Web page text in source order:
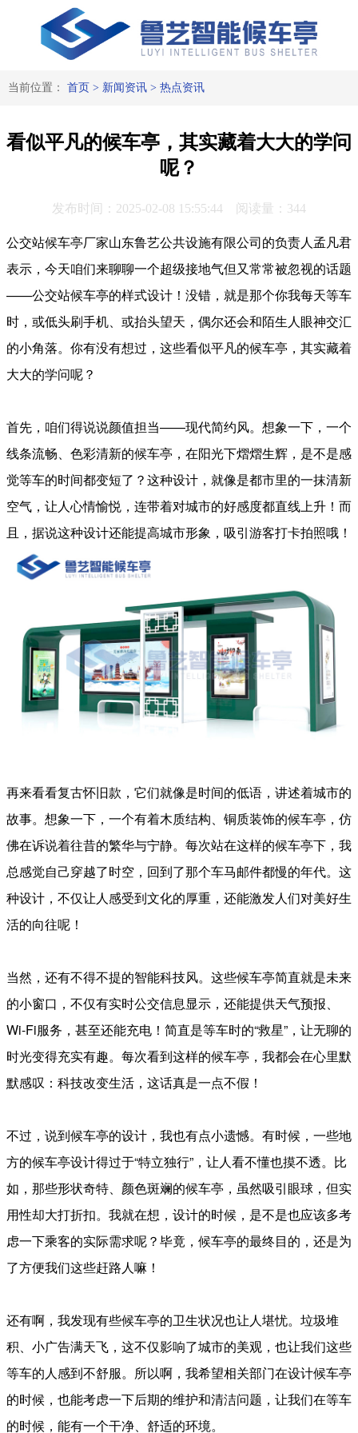
当前位置： 首页 > 新闻资讯> 热点资讯
看似平凡的候车亭，其实藏着大大的学问
呢？
发布时间：2025-02-08 15:55:44 阅读量：344
公交站候车亭厂家山东鲁艺公共设施有限公司的负责人孟凡君
表示，今天咱们来聊聊一个超级接地气但又常常被忽视的话题
——公交站候车亭的样式设计！没错，就是那个你我每天等车
时，或低头刷手机、或抬头望天，偶尔还会和陌生人眼神交汇
的小角落。你有没有想过，这些看似平凡的候车亭，其实藏着
大大的学问呢？
首先，咱们得说说颜值担当——现代简约风。想象一下，一个
线条流畅、色彩清新的候车亭，在阳光下熠熠生辉，是不是感
觉等车的时间都变短了？这种设计，就像是都市里的一抹清新
空气，让人心情愉悦，连带着对城市的好感度都直线上升！而
且，据说这种设计还能提高城市形象，吸引游客打卡拍照哦！
再来看看复古怀旧款，它们就像是时间的低语，讲述着城市的
故事。想象一下，一个有着木质结构、铜质装饰的候车亭，仿
佛在诉说着往昔的繁华与宁静。每次站在这样的候车亭下，我
总感觉自己穿越了时空，回到了那个车马邮件都慢的年代。这
种设计，不仅让人感受到文化的厚重，还能激发人们对美好生
活的向往呢！
当然，还有不得不提的智能科技风。这些候车亭简直就是未来
的小窗口，不仅有实时公交信息显示，还能提供天气预报、
Wi-Fi服务，甚至还能充电！简直是等车时的“救星”，让无聊的
时光变得充实有趣。每次看到这样的候车亭，我都会在心里默
默感叹：科技改变生活，这话真是一点不假！
不过，说到候车亭的设计，我也有点小遗憾。有时候，一些地
方的候车亭设计得过于“特立独行”，让人看不懂也摸不透。比
如，那些形状奇特、颜色斑斓的候车亭，虽然吸引眼球，但实
用性却大打折扣。我就在想，设计的时候，是不是也应该多考
虑一下乘客的实际需求呢？毕竟，候车亭的最终目的，还是为
了方便我们这些赶路人嘛！
还有啊，我发现有些候车亭的卫生状况也让人堪忧。垃圾堆
积、小广告满天飞，这不仅影响了城市的美观，也让我们这些
等车的人感到不舒服。所以啊，我希望相关部门在设计候车亭
的时候，也能考虑一下后期的维护和清洁问题，让我们在等车
的时候，能有一个干净、舒适的环境。